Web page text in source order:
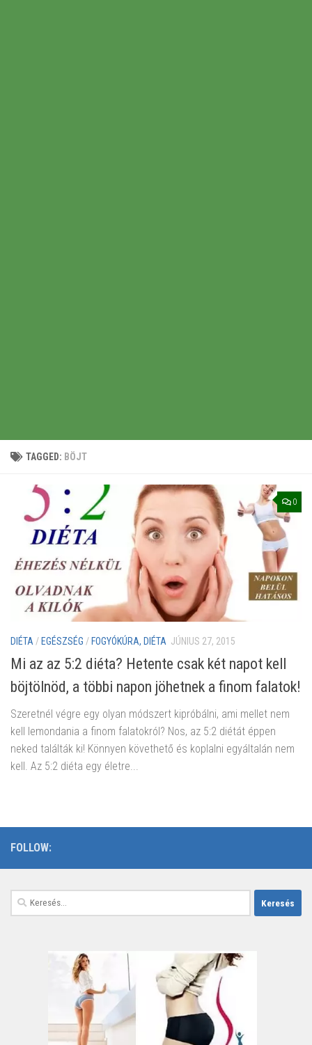
TAGGED: BÖJT
0
DIÉTA / EGÉSZSÉG / FOGYÓKÚRA, DIÉTA JÚNIUS 27, 2015
Mi az az 5:2 diéta? Hetente csak két napot kell
böjtölnöd, a többi napon jöhetnek a finom falatok!
Szeretnél végre egy olyan módszert kipróbálni, ami mellet nem
kell lemondania a finom falatokról? Nos, az 5:2 diétát éppen
neked találták ki! Könnyen követhető és koplalni egyáltalán nem
kell. Az 5:2 diéta egy életre...
FOLLOW:
Keresés: